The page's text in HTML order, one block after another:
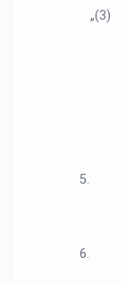
„(3)
5.
6.